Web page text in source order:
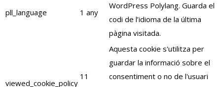
pll_language 1 any
WordPress Polylang. Guarda el
codi de l’idioma de la última
pàgina visitada.
viewed_cookie_policy
11
Aquesta cookie s'utilitza per
guardar la informació sobre el
consentiment o no de l'usuari